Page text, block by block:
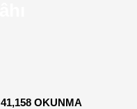
41,158 OKUNMA